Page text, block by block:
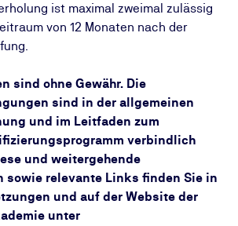
ist maximal zweimal zulässig
von 12 Monaten nach der
sind ohne Gewähr. Die
sind in der allgemeinen
und im Leitfaden zum
verbindlich
und weitergehende
sowie relevante Links finden Sie in
und auf der Website der
unter